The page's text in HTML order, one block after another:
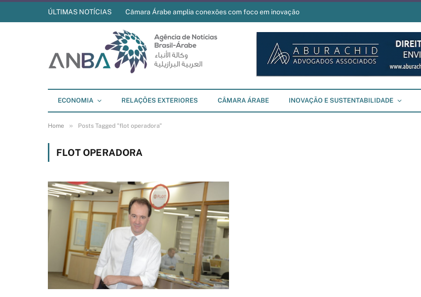
ÚLTIMAS NOTÍCIAS Câmara Árabe amplia conexões com foco em inovação
ECONOMIA RELAÇÕES EXTERIORES CÂMARA ÁRABE INOVAÇÃO E SUSTENTABILIDADE
Home » Posts Tagged "flot operadora"
FLOT OPERADORA